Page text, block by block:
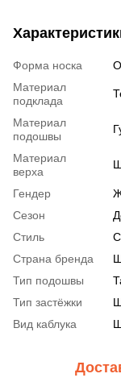
Форма носка
Материал
подклада
Материал
подошвы
Материал
верха
Гендер
Сезон
Стиль
Страна бренда
Тип подошвы
Тип застёжки
Вид каблука